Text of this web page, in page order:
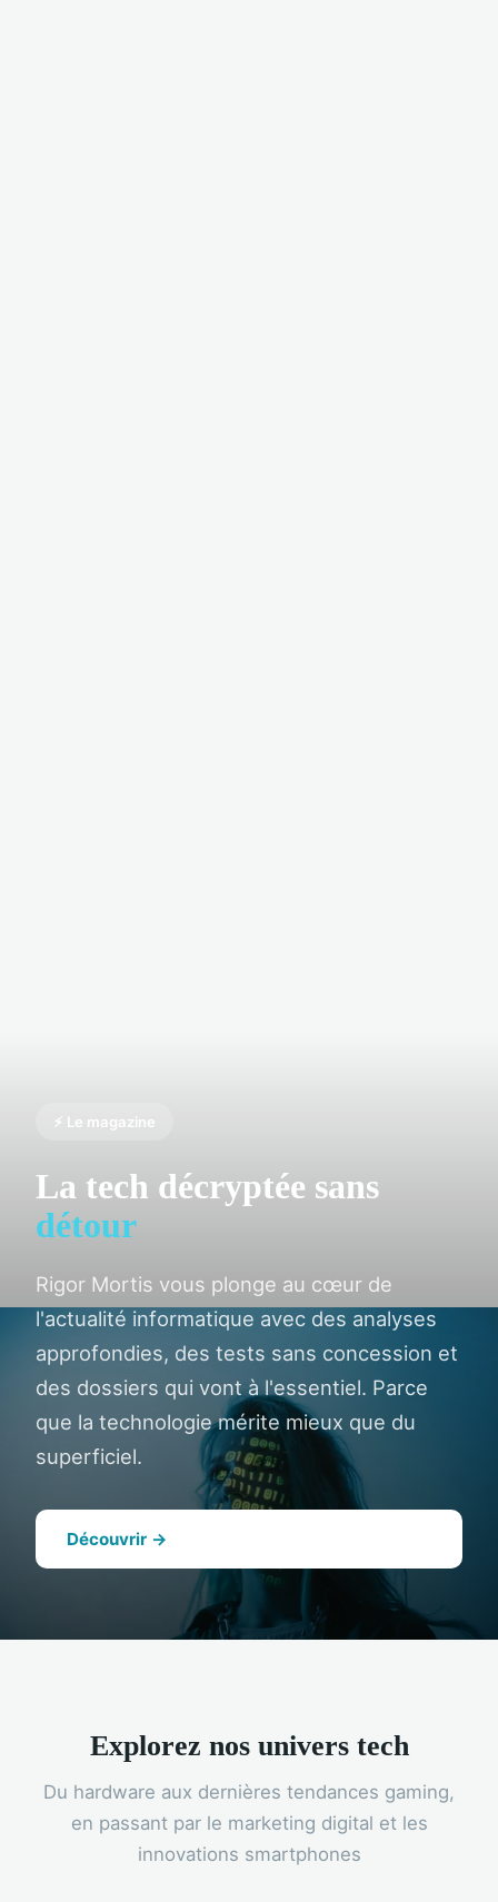
⚡ Le magazine
La tech décryptée sans
détour
Rigor Mortis vous plonge au cœur de
l'actualité informatique avec des analyses
approfondies, des tests sans concession et
des dossiers qui vont à l'essentiel. Parce
que la technologie mérite mieux que du
superficiel.
Découvrir →
Explorez nos univers tech
Du hardware aux dernières tendances gaming,
en passant par le marketing digital et les
innovations smartphones